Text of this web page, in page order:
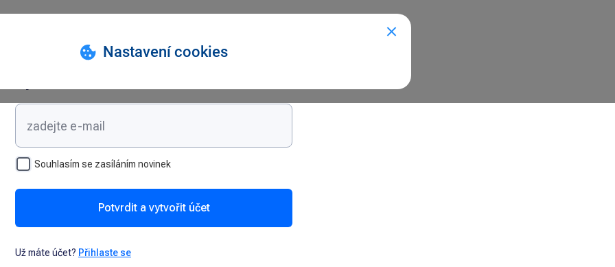
Souhlasím se zasíláním novinek
Potvrdit a vytvořit účet
Už máte účet? Přihlaste se